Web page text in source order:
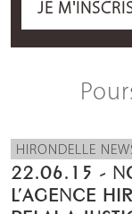
JE
HIRONDELLE
22.06.15 -
L’AGENCE